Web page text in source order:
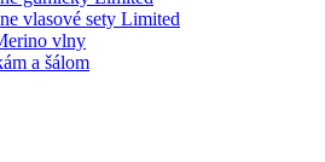
vlasové sety Limited
vlny
a šálom